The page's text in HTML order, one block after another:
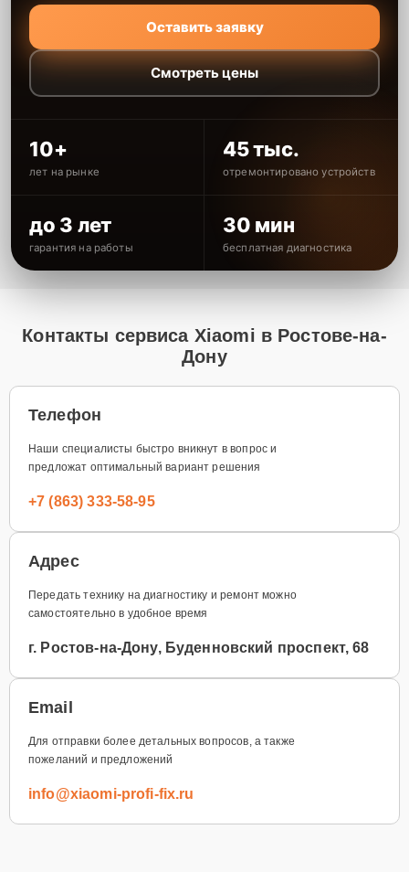
Оставить заявку
Смотреть цены
10+
лет на рынке
45 тыс.
отремонтировано устройств
до 3 лет
гарантия на работы
30 мин
бесплатная диагностика
Контакты сервиса Xiaomi в Ростове-на-
Дону
Телефон
Наши специалисты быстро вникнут в вопрос и
предложат оптимальный вариант решения
+7 (863) 333-58-95
Адрес
Передать технику на диагностику и ремонт можно
самостоятельно в удобное время
г. Ростов-на-Дону, Буденновский проспект, 68
Email
Для отправки более детальных вопросов, а также
пожеланий и предложений
info@xiaomi-profi-fix.ru